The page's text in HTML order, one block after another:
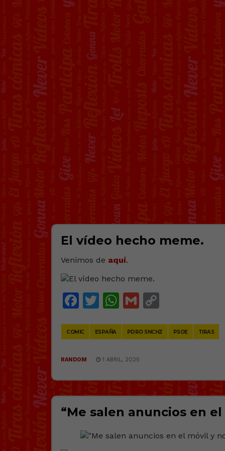
El vídeo hecho meme.
Venimos de aquí.
Facebook
Twitter
WhatsApp
Gmail
COMIC ESPAÑA PDRO SNCHZ PSOE TIRAS
RANDOM 1 ABRIL, 2025
“Me salen anuncios en